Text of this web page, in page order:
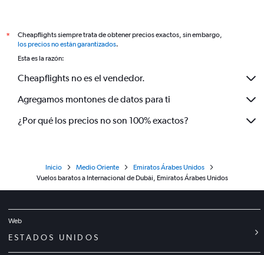
*
Cheapflights siempre trata de obtener precios exactos, sin embargo,
los precios no están garantizados.
Esta es la razón:
Cheapflights no es el vendedor.
Agregamos montones de datos para ti
¿Por qué los precios no son 100% exactos?
Inicio Medio Oriente
Emiratos Árabes Unidos
Vuelos baratos a Internacional de Dubái, Emiratos Árabes Unidos
Web
ESTADOS UNIDOS